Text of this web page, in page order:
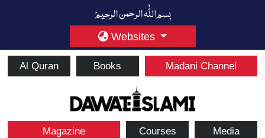
Websites
Al Quran Books Madani Channel
Magazine Courses Media